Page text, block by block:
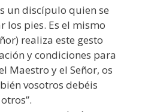
un discípulo quien se
pies. Es el mismo
realiza este gesto
y condiciones para
Maestro y el Señor, os
vosotros debéis